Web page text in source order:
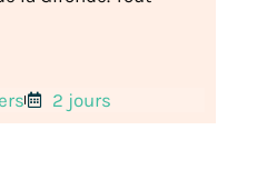
2 jours